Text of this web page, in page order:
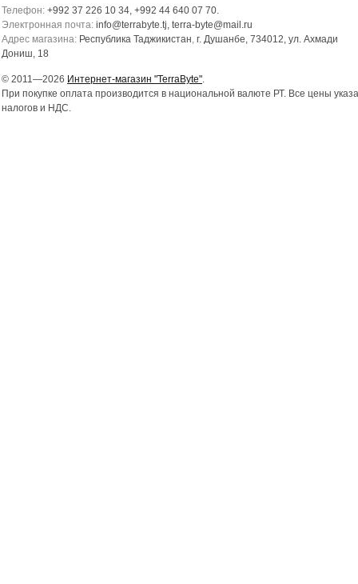
Телефон: +992 37 226 10 34, +992 44 640 07 70.
Электронная почта: info@terrabyte.tj, terra-byte@mail.ru
Адрес магазина: Республика Таджикистан, г. Душанбе, 734012, ул. Ахмади
Дониш, 18
© 2011—2026 Интернет-магазин "TerraByte".
При покупке оплата производится в национальной валюте РТ. Все цены
налогов и НДС.